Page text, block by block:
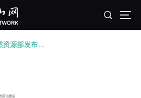
矿山建设​